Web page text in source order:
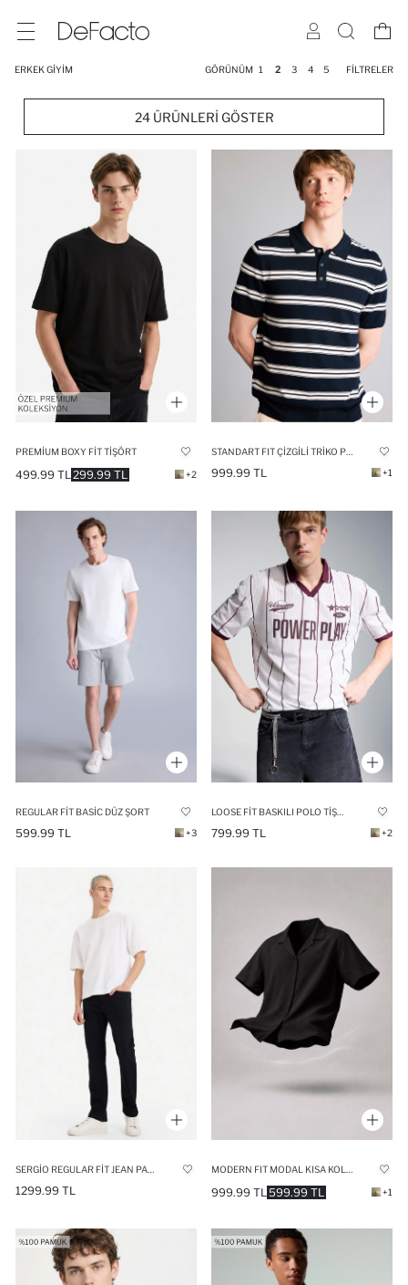
ERKEK GIYIM GÖRÜNÜM 1 2 3 4 5 FILTRELER
24 ÜRÜNLERI GÖSTER
PREMIUM BOXY FIT TIŞÖRT
299.99 TL
499.99 TL +2 999.99 TL +1
REGULAR FIT BASIC DÜZ ŞORT
599.99 TL +3 799.99 TL +2
1299.99 TL 599.99 TL
999.99 TL +1